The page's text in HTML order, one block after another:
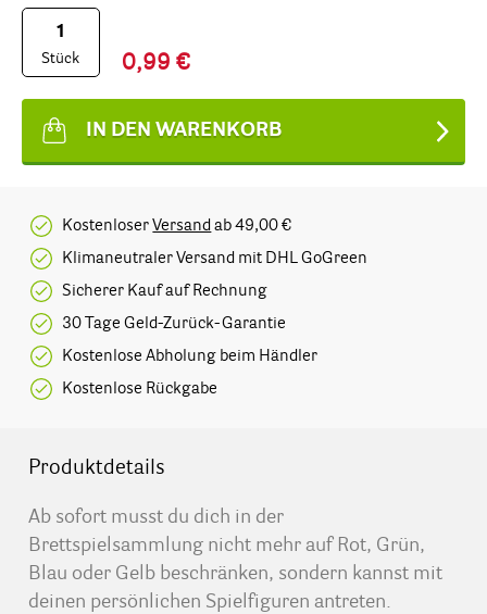
IN DEN WARENKORB
Stück 0,99 €
KostenloserVersand ab 49,00 €
Klimaneutraler Versand mit DHL GoGreen
Sicherer Kauf auf Rechnung
30 Tage Geld-Zurück-Garantie
Kostenlose Abholung beim Händler
Kostenlose Rückgabe
Produktdetails
Ab sofort musst du dich in der
Brettspielsammlung nicht mehr auf Rot, Grün,
Blau oder Gelb beschränken, sondern kannst mit
deinen persönlichen Spielfiguren antreten.